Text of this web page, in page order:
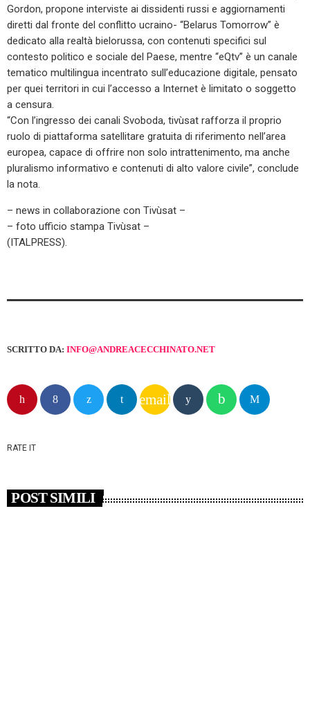
Gordon, propone interviste ai dissidenti russi e aggiornamenti
diretti dal fronte del conflitto ucraino- “Belarus Tomorrow” è
dedicato alla realtà bielorussa, con contenuti specifici sul
contesto politico e sociale del Paese, mentre “eQtv” è un canale
tematico multilingua incentrato sull’educazione digitale, pensato
per quei territori in cui l’accesso a Internet è limitato o soggetto
a censura.
“Con l’ingresso dei canali Svoboda, tivùsat rafforza il proprio
ruolo di piattaforma satellitare gratuita di riferimento nell’area
europea, capace di offrire non solo intrattenimento, ma anche
pluralismo informativo e contenuti di alto valore civile”, conclude
la nota.
– news in collaborazione con Tivùsat –
– foto ufficio stampa Tivùsat –
(ITALPRESS).
SCRITTO DA: INFO@ANDREACECCHINATO.NET
email
RATE IT
POST SIMILI